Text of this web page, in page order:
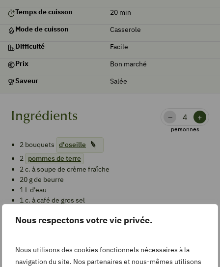
Nous respectons votre vie privée.
Nous utilisons des cookies fonctionnels nécessaires à la
navigation du site. Nos partenaires et nous-mêmes utilisons
Temps de cuisson
20 min
Mode de cuisson
Casserole
Difficulté
Facile
Prix
Bon marché
Saveur
Salée
Laver puis équeuter l’oseille. Eplucher les pommes de
Ingrédients – +
personnes
2 bouquets d'oseille
2 pommes de terre
2c. à soupe de crème fraîche
20 gde beurre
1 Ld'eau
1c. à café de gros sel
Soupe